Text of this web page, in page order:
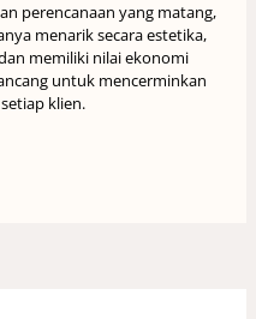
perencanaan yang matang,
menarik secara estetika,
memiliki nilai ekonomi
untuk mencerminkan
klien.